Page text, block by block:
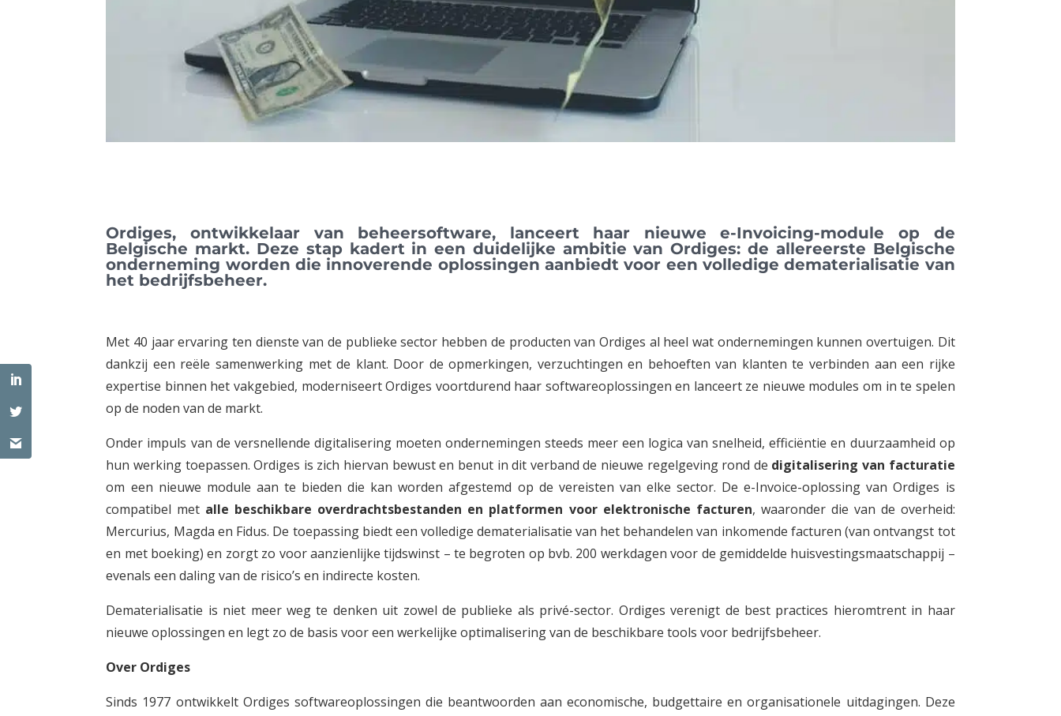
Ordiges, ontwikkelaar van beheersoftware, lanceert haar nieuwe e-Invoicing-module op de
Belgische markt. Deze stap kadert in een duidelijke ambitie van Ordiges: de allereerste Belgische
onderneming worden die innoverende oplossingen aanbiedt voor een volledige dematerialisatie van
het bedrijfsbeheer.
Met 40 jaar ervaring ten dienste van de publieke sector hebben de producten van Ordiges al heel wat ondernemingen kunnen overtuigen. Dit
dankzij een reële samenwerking met de klant. Door de opmerkingen, verzuchtingen en behoeften van klanten te verbinden aan een rijke
expertise binnen het vakgebied, moderniseert Ordiges voortdurend haar softwareoplossingen en lanceert ze nieuwe modules om in te spelen
op de noden van de markt.
Onder impuls van de versnellende digitalisering moeten ondernemingen steeds meer een logica van snelheid, efficiëntie en duurzaamheid op
hun werking toepassen. Ordiges is zich hiervan bewust en benut in dit verband de nieuwe regelgeving rond de digitalisering van facturatie
om een nieuwe module aan te bieden die kan worden afgestemd op de vereisten van elke sector. De e-Invoice-oplossing van Ordiges is
compatibel met alle beschikbare overdrachtsbestanden en platformen voor elektronische facturen, waaronder die van de overheid:
Mercurius, Magda en Fidus. De toepassing biedt een volledige dematerialisatie van het behandelen van inkomende facturen (van ontvangst tot
en met boeking) en zorgt zo voor aanzienlijke tijdswinst – te begroten op bvb. 200 werkdagen voor de gemiddelde huisvestingsmaatschappij –
evenals een daling van de risico’s en indirecte kosten.
Dematerialisatie is niet meer weg te denken uit zowel de publieke als privé-sector. Ordiges verenigt de best practices hieromtrent in haar
nieuwe oplossingen en legt zo de basis voor een werkelijke optimalisering van de beschikbare tools voor bedrijfsbeheer.
Over Ordiges
Sinds 1977 ontwikkelt Ordiges softwareoplossingen die beantwoorden aan economische, budgettaire en organisationele uitdagingen. Deze